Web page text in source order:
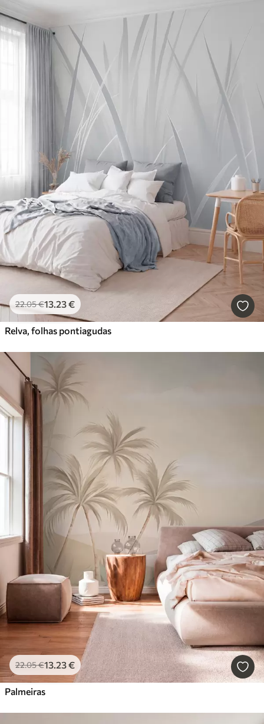
22.05€13.23€
Relva, folhas pontiagudas
22.05€13.23€
Palmeiras